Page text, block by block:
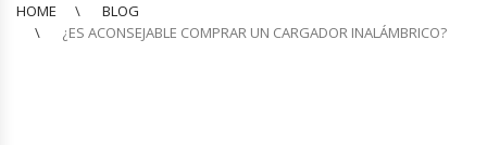
HOME
BLOG
¿ES ACONSEJABLE COMPRAR UN CARGADOR INALÁMBRICO?